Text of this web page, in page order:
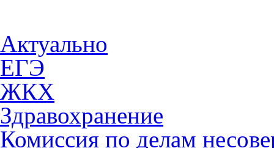
Актуально
ЕГЭ
ЖКХ
Здравохранение
Комиссия по делам